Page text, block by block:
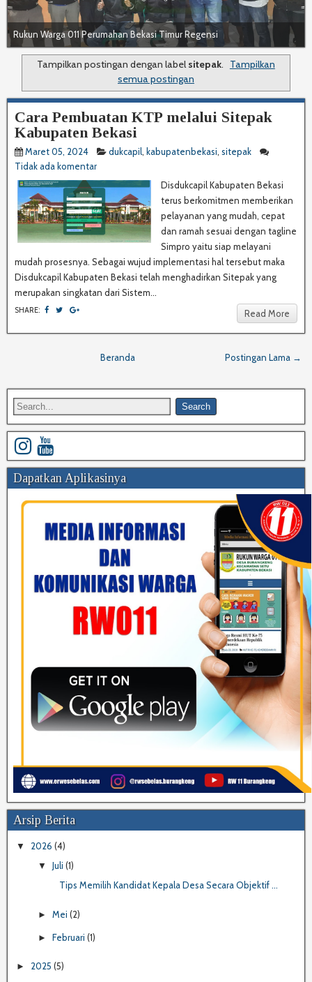
Rukun Warga 011 Perumahan Bekasi Timur Regensi
Rukun Warga 011 Perumahan Bekasi Timur Regensi
Tampilkan postingan dengan label sitepak.
Tampilkan
semua postingan
Cara Pembuatan KTP melalui Sitepak
Kabupaten Bekasi
Maret 05, 2024 dukcapil, kabupatenbekasi, sitepak
Tidak ada komentar
Disdukcapil Kabupaten Bekasi
terus berkomitmen memberikan
pelayanan yang mudah, cepat
dan ramah sesuai dengan tagline
Simpro yaitu siap melayani
mudah prosesnya. Sebagai wujud implementasi hal tersebut maka
Disdukcapil Kabupaten Bekasi telah menghadirkan Sitepak yang
merupakan singkatan dari Sistem...
SHARE: Read More
Postingan Lama →
Beranda
Dapatkan Aplikasinya
Arsip Berita
▼ 2026 (4)
▼ Juli (1)
Tips Memilih Kandidat Kepala Desa Secara Objektif ...
► Mei (2)
► Februari (1)
► 2025 (5)